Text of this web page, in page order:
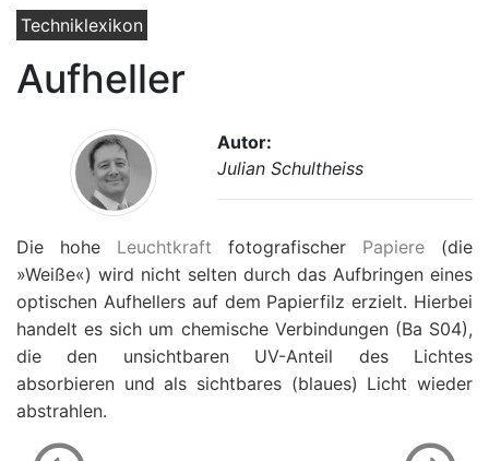
Techniklexikon
Aufheller
Autor:
Julian Schultheiss
Die hohe Leuchtkraft fotografischer Papiere (die
»Weiße«) wird nicht selten durch das Aufbringen eines
optischen Aufhellers auf dem Papierfilz erzielt. Hierbei
handelt es sich um chemische Verbindungen (Ba S04),
die den unsichtbaren UV-Anteil des Lichtes
absorbieren und als sichtbares (blaues) Licht wieder
abstrahlen.